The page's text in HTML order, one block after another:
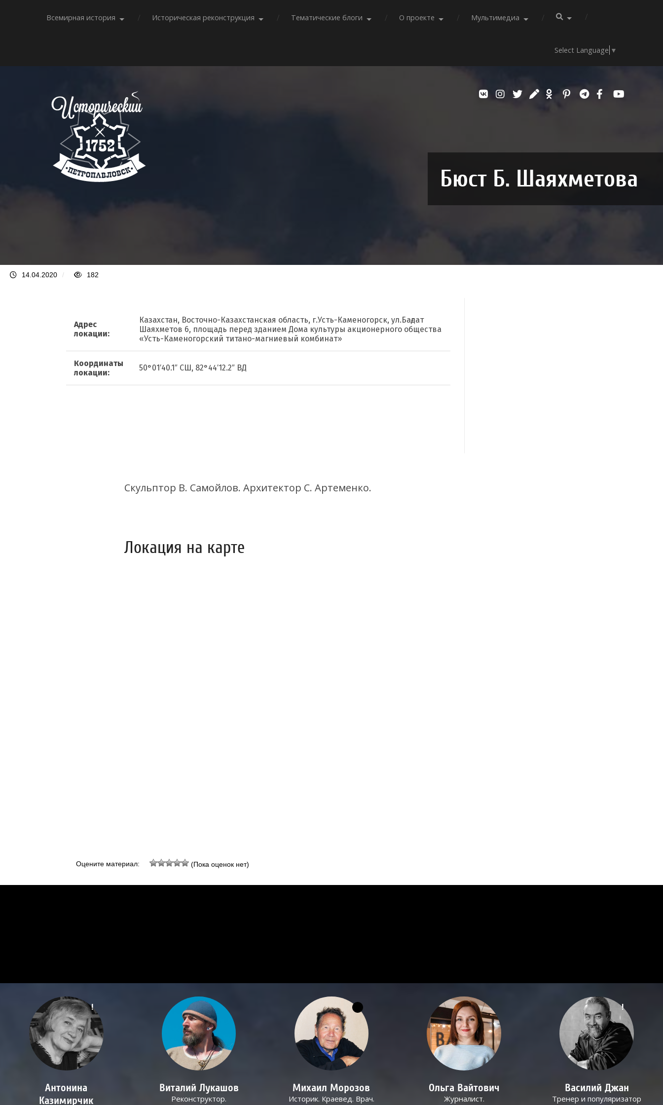
Всемирная история Историческая реконструкция Тематические блоги О проекте Мультимедиа
Select Language ▼
Бюст Б. Шаяхметова
14.04.2020 / 182
Адрес
локации:
Казахстан, Восточно-Казахстанская область, г.Усть-Каменогорск, ул.Бағдат
Шаяхметов 6, площадь перед зданием Дома культуры акционерного общества
«Усть-Каменогорский титано-магниевый комбинат»
Координаты
локации:
50°01′40.1″ СШ, 82°44′12.2″ ВД
Скульптор В. Самойлов. Архитектор С. Артеменко.
Локация на карте
Оцените материал: (Пока оценок нет)
!
Антонина
Казимирчик
Виталий Лукашов
Реконструктор.
Михаил Морозов
Историк. Краевед. Врач.
Ольга Вайтович
Журналист.
!
Василий Джан
Тренер и популяризатор